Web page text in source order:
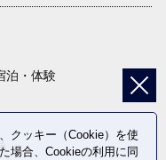
泊・体験
クッキー（Cookie）を使
場合、Cookieの利用に同